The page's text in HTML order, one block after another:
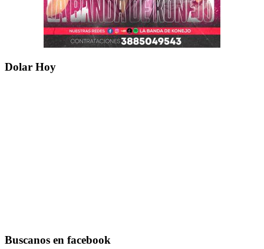
Dolar Hoy
Buscanos en facebook